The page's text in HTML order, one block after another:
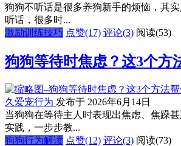
狗狗不听话是很多养狗新手的烦恼，其
听话，很多时...
激励训练技巧 点赞(17) 评论(3) 阅读(53)
狗狗等待时焦虑？这3个方
久爱宠行为 发布于 2026年6月14日
当狗狗在等待主人时表现出焦虑、焦躁
实践，一步步教...
狗狗行为解读 点赞(12) 评论(3) 阅读(73)